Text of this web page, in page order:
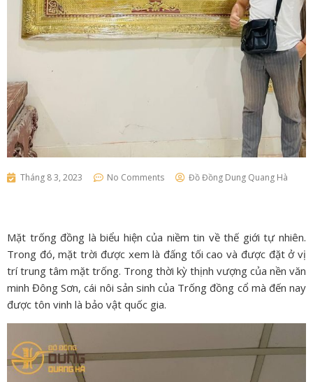
Tháng 8 3, 2023 No Comments Đồ Đồng Dung Quang Hà
Mặt trống đồng là biểu hiện của niềm tin về thế giới tự nhiên.
Trong đó, mặt trời được xem là đấng tối cao và được đặt ở vị
trí trung tâm mặt trống. Trong thời kỳ thịnh vượng của nền văn
minh Đông Sơn, cái nôi sản sinh của Trống đồng cổ mà đến nay
được tôn vinh là bảo vật quốc gia.